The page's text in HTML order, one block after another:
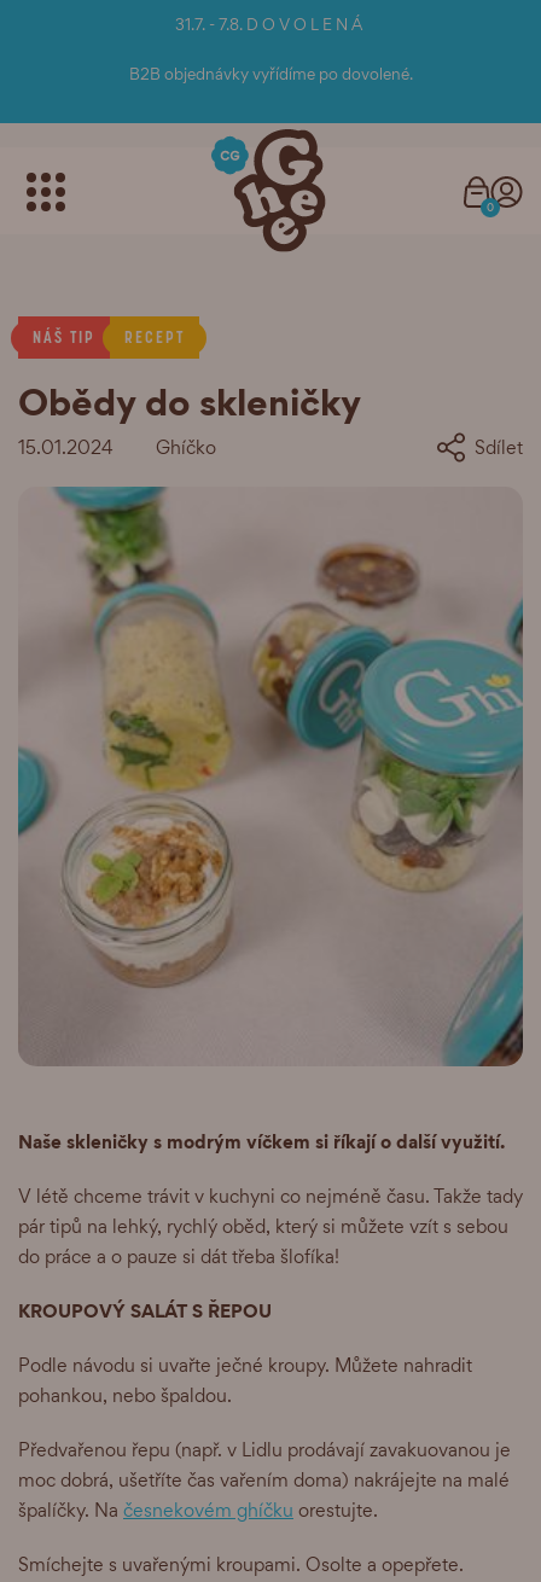
31.7. - 7.8. D O V O L E N Á
B2B objednávky vyřídíme po dovolené.
0
NÁŠ TIP RECEPT
Obědy do skleničky
15.01.2024 Ghíčko Sdílet
Naše skleničky s modrým víčkem si říkají o další využití.
V létě chceme trávit v kuchyni co nejméně času. Takže tady
pár tipů na lehký, rychlý oběd, který si můžete vzít s sebou
do práce a o pauze si dát třeba šlofíka!
KROUPOVÝ SALÁT S ŘEPOU
Podle návodu si uvařte ječné kroupy. Můžete nahradit
pohankou, nebo špaldou.
Předvařenou řepu (např. v Lidlu prodávají zavakuovanou je
moc dobrá, ušetříte čas vařením doma) nakrájejte na malé
špalíčky. Na česnekovém ghíčku orestujte.
Smíchejte s uvařenými kroupami. Osolte a opepřete.